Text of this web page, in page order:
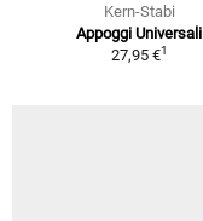
Kern-Stabi
Appoggi Universali
27,95 €1